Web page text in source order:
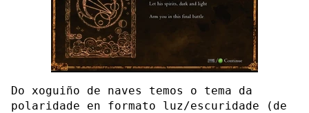
Do xoguiño de naves temos o tema da
polaridade en formato luz/escuridade (de